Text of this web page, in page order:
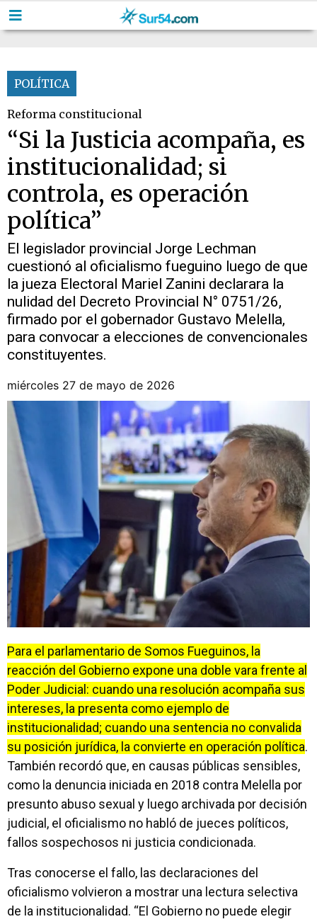
POLÍTICA
Reforma constitucional
“Si la Justicia acompaña, es
institucionalidad; si
controla, es operación
política”
El legislador provincial Jorge Lechman
cuestionó al oficialismo fueguino luego de que
la jueza Electoral Mariel Zanini declarara la
nulidad del Decreto Provincial N° 0751/26,
firmado por el gobernador Gustavo Melella,
para convocar a elecciones de convencionales
constituyentes.
miércoles 27 de mayo de 2026
Para el parlamentario de Somos Fueguinos, la
reacción del Gobierno expone una doble vara frente al
Poder Judicial: cuando una resolución acompaña sus
intereses, la presenta como ejemplo de
institucionalidad; cuando una sentencia no convalida
su posición jurídica, la convierte en operación política.
También recordó que, en causas públicas sensibles,
como la denuncia iniciada en 2018 contra Melella por
presunto abuso sexual y luego archivada por decisión
judicial, el oficialismo no habló de jueces políticos,
fallos sospechosos ni justicia condicionada.
Tras conocerse el fallo, las declaraciones del
oficialismo volvieron a mostrar una lectura selectiva
de la institucionalidad. “El Gobierno no puede elegir